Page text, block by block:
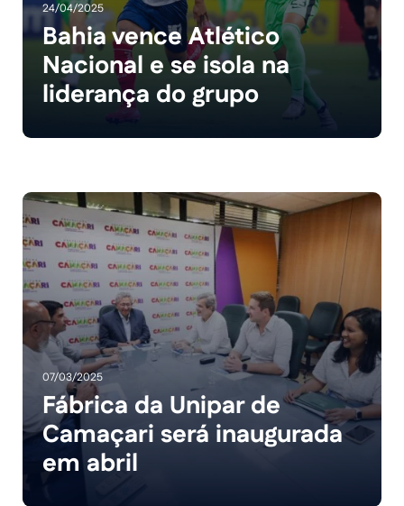
24/04/2025
Bahia vence Atlético
Nacional e se isola na
liderança do grupo
07/03/2025
Fábrica da Unipar de
Camaçari será inaugurada
em abril